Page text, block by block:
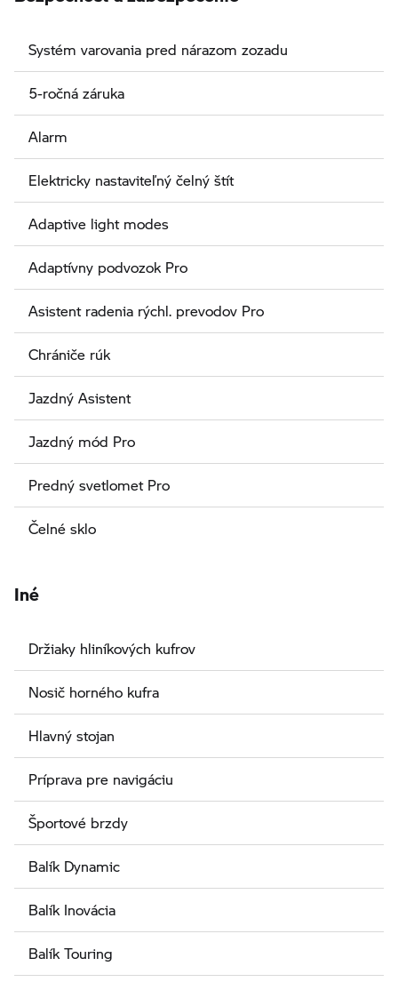
Systém varovania pred nárazom zozadu
5-ročná záruka
Alarm
Elektricky nastaviteľný čelný štít
Adaptive light modes
Adaptívny podvozok Pro
Asistent radenia rýchl. prevodov Pro
Chrániče rúk
Jazdný Asistent
Jazdný mód Pro
Predný svetlomet Pro
Čelné sklo
Iné
Držiaky hliníkových kufrov
Nosič horného kufra
Hlavný stojan
Príprava pre navigáciu
Športové brzdy
Balík Dynamic
Balík Inovácia
Balík Touring